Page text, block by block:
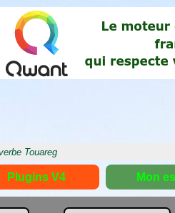
Touareg
Plugins V4 Mon